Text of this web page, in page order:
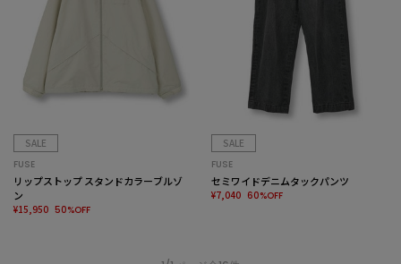
SALE
FUSE
リップストップ スタンドカラーブルゾ
ン
¥15,950 50%OFF
SALE
FUSE
セミワイドデニムタックパンツ
¥7,040 60%OFF